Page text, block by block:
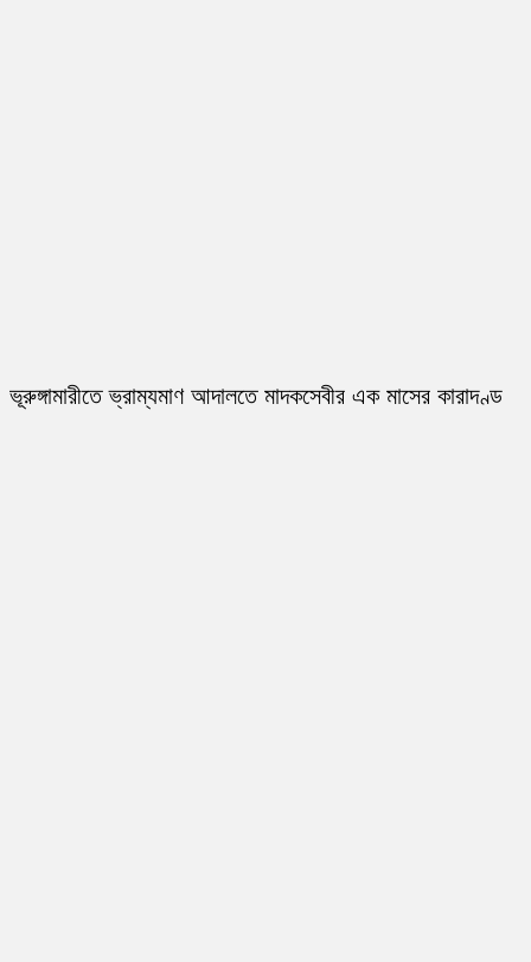
ভূরুঙ্গামারীতে ভ্রাম্যমাণ আদালতে মাদকসেবীর এক মাসের কারাদণ্ড